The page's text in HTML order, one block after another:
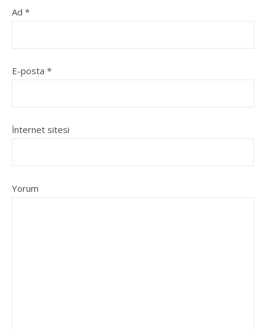
Ad *
E-posta *
İnternet sitesi
Yorum